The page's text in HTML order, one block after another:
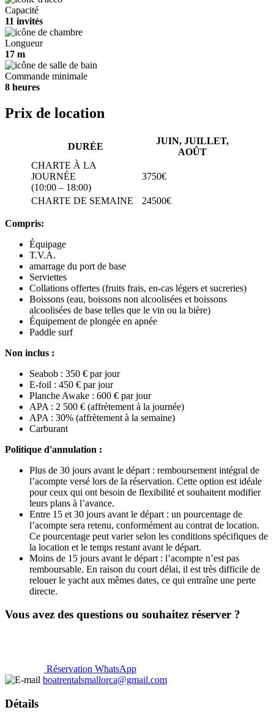
Capacité
11 invités
Longueur
17 m
Commande minimale
8 heures
Prix de location
DURÉE
JUIN, JUILLET,
AOÛT
CHARTE À LA
JOURNÉE
(10:00 – 18:00)
3750€
CHARTE DE SEMAINE 24500€
Compris:
Équipage
T.V.A.
amarrage du port de base
Serviettes
Collations offertes (fruits frais, en-cas légers et sucreries)
Boissons (eau, boissons non alcoolisées et boissons
alcoolisées de base telles que le vin ou la bière)
Équipement de plongée en apnée
Paddle surf
Non inclus :
Seabob : 350 € par jour
E-foil : 450 € par jour
Planche Awake : 600 € par jour
APA : 2 500 € (affrètement à la journée)
APA : 30% (affrètement à la semaine)
Carburant
Politique d'annulation :
Plus de 30 jours avant le départ : remboursement intégral de
l’acompte versé lors de la réservation. Cette option est idéale
pour ceux qui ont besoin de flexibilité et souhaitent modifier
leurs plans à l’avance.
Entre 15 et 30 jours avant le départ : un pourcentage de
l’acompte sera retenu, conformément au contrat de location.
Ce pourcentage peut varier selon les conditions spécifiques de
la location et le temps restant avant le départ.
Moins de 15 jours avant le départ : l’acompte n’est pas
remboursable. En raison du court délai, il est très difficile de
relouer le yacht aux mêmes dates, ce qui entraîne une perte
directe.
Vous avez des questions ou souhaitez réserver ?
Réservation WhatsApp
boatrentalsmallorca@gmail.com
Détails